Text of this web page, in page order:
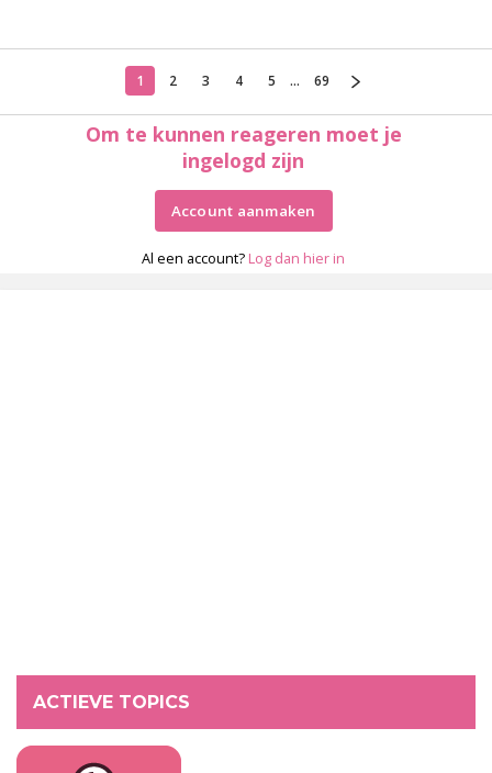
1 2 3 4 5 ... 69
Om te kunnen reageren moet je
ingelogd zijn
Account aanmaken
Al een account? Log dan hier in
ACTIEVE TOPICS